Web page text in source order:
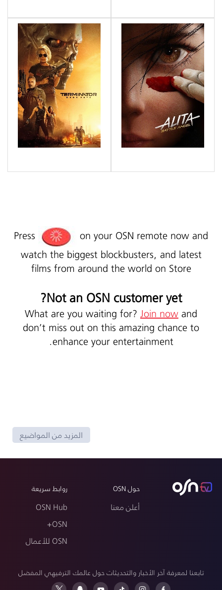
Press
on your OSN remote now and
watch the biggest blockbusters, and latest
films from around the world on Store
Not an OSN customer yet?
What are you waiting for?Join nowand
don’t miss out on this amazing chance to
enhance your entertainment.
المزيد من المواضيع
حول OSN
أعلن معنا
روابط سريعة
OSN Hub
OSN+
OSN للأعمال
تابعنا لمعرفة آخر الأخبار والتحديثات حول عالمك الترفيهي المفضل